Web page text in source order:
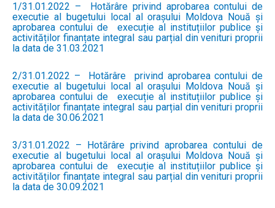
1/31.01.2022 – Hotărâre privind aprobarea contului de
executie al bugetului local al orașului Moldova Nouă și
aprobarea contului de execuție al instituțiilor publice și
activităților finanțate integral sau parțial din venituri proprii
la data de 31.03.2021
2/31.01.2022 – Hotărâre privind aprobarea contului de
executie al bugetului local al orașului Moldova Nouă și
aprobarea contului de execuție al instituțiilor publice și
activităților finanțate integral sau parțial din venituri proprii
la data de 30.06.2021
3/31.01.2022 – Hotărâre privind aprobarea contului de
executie al bugetului local al orașului Moldova Nouă și
aprobarea contului de execuție al instituțiilor publice și
activităților finanțate integral sau parțial din venituri proprii
la data de 30.09.2021